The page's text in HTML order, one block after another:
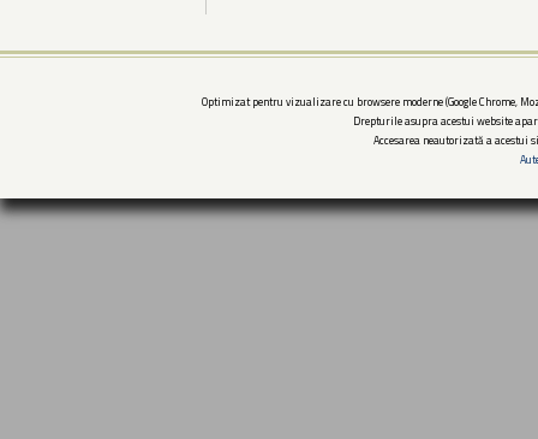
Optimizat pentru vizualizare cu browsere moderne (Google Chrome,
Drepturile asupra acestui website
Accesarea neautorizată a acestui